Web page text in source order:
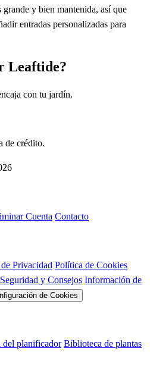
grande y bien mantenida, así que
entradas personalizadas para
Leaftide?
con tu jardín.
de crédito.
Cuenta Contacto
Privacidad Política de Cookies
Seguridad y Consejos Información de
de Cookies
del planificador Biblioteca de plantas